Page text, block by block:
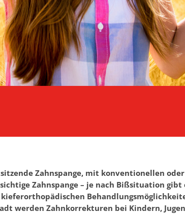
Zahnspange, mit konventionellen
Zahnspange – je nach Bißsituation gibt
werden Zahnkorrekturen bei Kindern,